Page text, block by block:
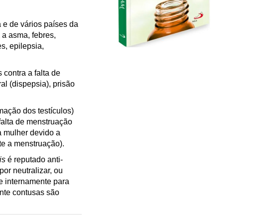
de vários países da
asma, febres,
epilepsia,
contra a falta de
(dispepsia), prisão
dos testículos)
de menstruação
mulher devido a
a menstruação).
é reputado anti-
neutralizar, ou
internamente para
contusas são